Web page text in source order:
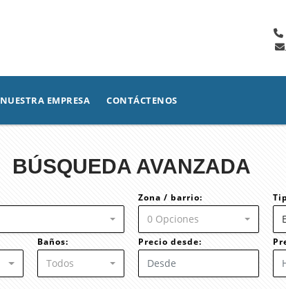
NUESTRA EMPRESA CONTÁCTENOS
BÚSQUEDA AVANZADA
Zona / barrio:
0 Opciones
Baños:
Todos
Precio desde: